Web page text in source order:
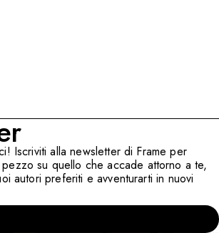
Iscriviti alla newsletter di Frame per
su quello che accade attorno a te,
autori preferiti e avventurarti in nuovi